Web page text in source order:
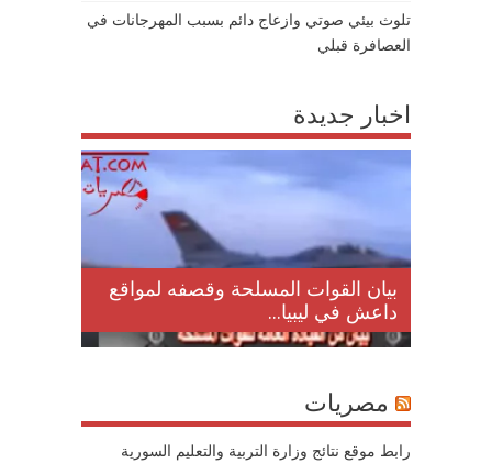
تلوث بيئي صوتي وازعاج دائم بسبب المهرجانات في
العصافرة قبلي
اخبار جديدة
بيان القوات المسلحة وقصفه لمواقع
داعش في ليبيا...
مصريات
رابط موقع نتائج وزارة التربية والتعليم السورية